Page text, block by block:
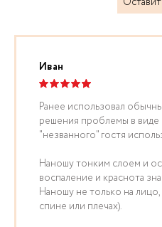
Иван
Ранее использовал
решения проблемы в виде
"незванного" гостя
Наношу тонким слоем и
воспаление и краснота
Наношу не только на
спине или плечах).